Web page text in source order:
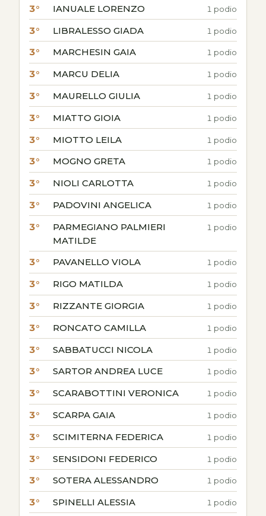
3° IANUALE LORENZO 1 podio
3° LIBRALESSO GIADA 1 podio
3° MARCHESIN GAIA 1 podio
3° MARCU DELIA 1 podio
3° MAURELLO GIULIA 1 podio
3° MIATTO GIOIA 1 podio
3° MIOTTO LEILA 1 podio
3° MOGNO GRETA 1 podio
3° NIOLI CARLOTTA 1 podio
3° PADOVINI ANGELICA 1 podio
3°
PARMEGIANO PALMIERI
MATILDE
1 podio
3° PAVANELLO VIOLA 1 podio
3° RIGO MATILDA 1 podio
3° RIZZANTE GIORGIA 1 podio
3° RONCATO CAMILLA 1 podio
3° SABBATUCCI NICOLA 1 podio
3° SARTOR ANDREA LUCE 1 podio
3° SCARABOTTINI VERONICA 1 podio
3° SCARPA GAIA 1 podio
3° SCIMITERNA FEDERICA 1 podio
3° SENSIDONI FEDERICO 1 podio
3° SOTERA ALESSANDRO 1 podio
3° SPINELLI ALESSIA 1 podio